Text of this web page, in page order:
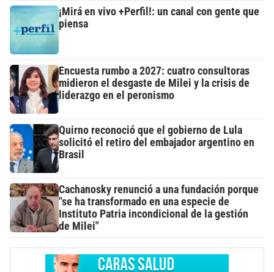
¡Mirá en vivo +Perfil!: un canal con gente que
piensa
Encuesta rumbo a 2027: cuatro consultoras
midieron el desgaste de Milei y la crisis de
liderazgo en el peronismo
Quirno reconoció que el gobierno de Lula
solicitó el retiro del embajador argentino en
Brasil
Cachanosky renunció a una fundación porque
"se ha transformado en una especie de
Instituto Patria incondicional de la gestión
de Milei"